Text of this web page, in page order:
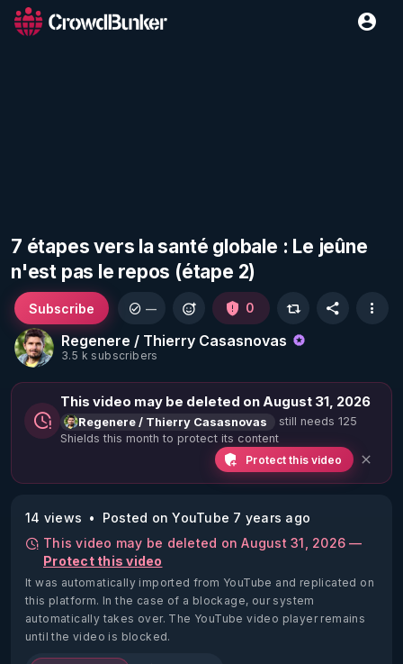
7 étapes vers la santé globale : Le jeûne
n'est pas le repos (étape 2)
Regenere / Thierry Casasnovas
3.5 k subscribers
Subscribe — 0
This video may be deleted on August 31, 2026
Regenere / Thierry Casasnovas
still needs 125
Shields this month to protect its content
Protect this video
14 views
Posted on YouTube 7 years ago
This video may be deleted on August 31, 2026 —
Protect this video
It was automatically imported from YouTube and replicated on
this platform. In the case of a blockage, our system
automatically takes over. The YouTube video player remains
until the video is blocked.